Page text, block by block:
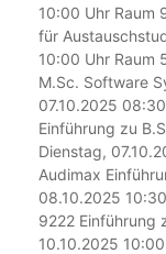
10:00 Uhr Raum
für
10:00 Uhr Raum
M.Sc. Software
07.10.2025
Einführung zu
Dienstag,
Audimax
08.10.2025
9222 Einführung
10.10.2025